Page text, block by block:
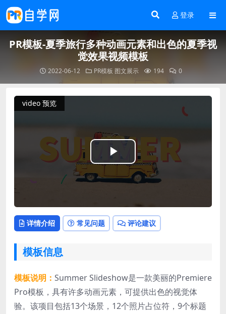
登录
PR模板-夏季旅行多种动画元素和出色的夏季视
觉效果视频模板
2022-06-12 PR模板 图文展示 194 0
video 预览
Play
Video
详情介绍 常见问题 评论建议
模板信息
模板说明： Summer Slideshow是一款美丽的Premiere
Pro模板，具有许多动画元素，可提供出色的视觉体
验。该项目包括13个场景，12个照片占位符，9个标题